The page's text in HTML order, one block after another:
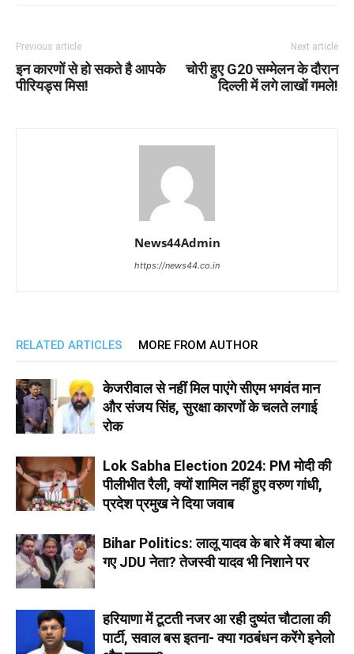
Previous article
इन कारणों से हो सकते है आपके
पीरियड्स मिस!
Next article
चोरी हुए G20 सम्मेलन के दौरान
दिल्ली में लगे लाखों गमले!
News44Admin
https://news44.co.in
RELATED ARTICLES MORE FROM AUTHOR
केजरीवाल से नहीं मिल पाएंगे सीएम भगवंत मान
और संजय सिंह, सुरक्षा कारणों के चलते लगाई
रोक
Lok Sabha Election 2024: PM मोदी की
पीलीभीत रैली, क्यों शामिल नहीं हुए वरुण गांधी,
प्रदेश प्रमुख ने दिया जवाब
Bihar Politics: लालू यादव के बारे में क्या बोल
गए JDU नेता? तेजस्वी यादव भी निशाने पर
हरियाणा में टूटती नजर आ रही दुष्यंत चौटाला की
पार्टी, सवाल बस इतना- क्या गठबंधन करेंगे इनेलो